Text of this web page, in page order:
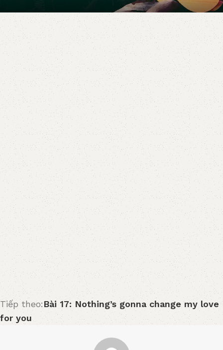
Tiếp theo:Bài 17: Nothing’s gonna change my love
for you